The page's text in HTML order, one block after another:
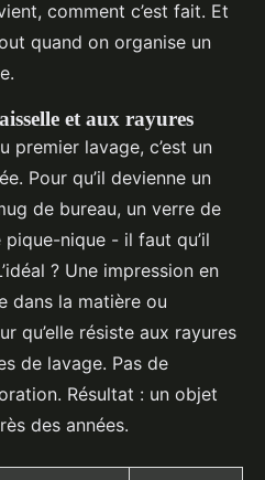
comment c’est fait. Et
quand on organise un
et aux rayures
premier lavage, c’est un
Pour qu’il devienne un
de bureau, un verre de
nique - il faut qu’il
? Une impression en
dans la matière ou
qu’elle résiste aux rayures
de lavage. Pas de
Résultat : un objet
des années.